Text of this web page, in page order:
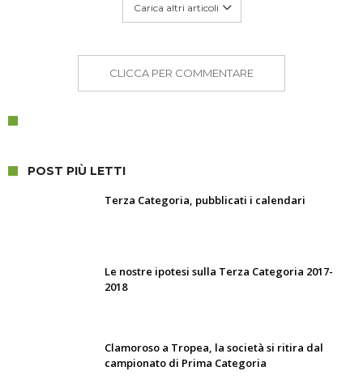
Carica altri articoli
CLICCA PER COMMENTARE
POST PIÙ LETTI
Terza Categoria, pubblicati i calendari
Le nostre ipotesi sulla Terza Categoria 2017-
2018
Clamoroso a Tropea, la società si ritira dal
campionato di Prima Categoria